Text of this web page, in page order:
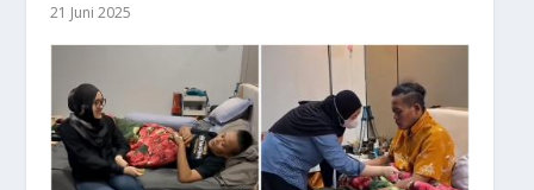
21 Juni 2025